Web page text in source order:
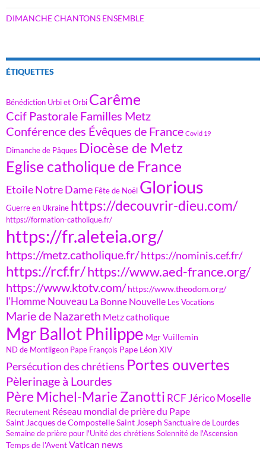
DIMANCHE CHANTONS ENSEMBLE
ÉTIQUETTES
Bénédiction Urbi et Orbi Carême
Ccif Pastorale Familles Metz
Conférence des Évêques de France Covid 19
Dimanche de Pâques Diocèse de Metz
Eglise catholique de France
Etoile Notre Dame Fête de Noël Glorious
Guerre en Ukraine https://decouvrir-dieu.com/
https://formation-catholique.fr/
https://fr.aleteia.org/
https://metz.catholique.fr/https://nominis.cef.fr/
https://rcf.fr/https://www.aed-france.org/
https://www.ktotv.com/ https://www.theodom.org/
l'Homme Nouveau La Bonne Nouvelle Les Vocations
Marie de Nazareth Metz catholique
Mgr Ballot Philippe Mgr Vuillemin
ND de Montligeon Pape François Pape Léon XIV
Persécution des chrétiens Portes ouvertes
Pèlerinage à Lourdes
Père Michel-Marie Zanotti RCF Jérico Moselle
Recrutement Réseau mondial de prière du Pape
Saint Jacques de CompostelleSaint Joseph Sanctuaire de Lourdes
Semaine de prière pour l'Unité des chrétiens Solennité de l'Ascension
Temps de l'AventVatican news